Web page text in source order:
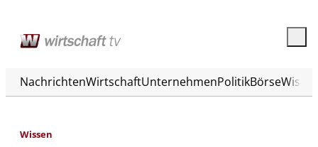
NachrichtenWirtschaftUnternehmenPolitikBörse
Wissen